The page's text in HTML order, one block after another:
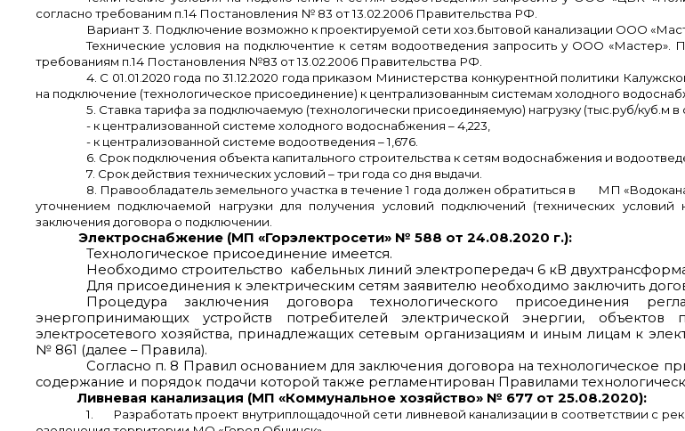
согласно требованим п.14 Постановления № 83 от 13.02.2006 Правительства РФ.
Вариант 3. Подключение возможно к проектируемой сети хоз.бытовой канализации ООО
Технические условия на подключентие к сетям водоотведения запросить у ООО «Мастер».
требованиям п.14 Постановления №83 от 13.02.2006 Правительства РФ.
4. С 01.01.2020 года по 31.12.2020 года приказом Министерства конкурентной политики
на подключение (технологическое присоединение) к централизованным системам холодного
5. Ставка тарифа за подключаемую (технологически присоединяемую) нагрузку (тыс.руб/куб.м в
- к централизованной системе холодного водоснабжения – 4,223,
- к централизованной системе водоотведения – 1,676.
6. Срок подключения объекта капитального строительства к сетям водоснабжения и
7. Срок действия технических условий – три года со дня выдачи.
8. Правообладатель земельного участка в течение 1 года должен обратиться в МП
уточнением подключаемой нагрузки для получения условий подключений (технических
заключения договора о подключении.
Электроснабжение (МП «Горэлектросети» № 588 от 24.08.2020 г.):
Технологическое присоединение имеется.
Необходимо строительство кабельных линий электропередач 6 кВ
Для присоединения к электрическим сетям заявителю необходимо заключить
Процедура заключения договора технологического присоединения
энергопринимающих устройств потребителей электрической энергии,
электросетевого хозяйства, принадлежащих сетевым организациям и иным лицам к
№ 861 (далее – Правила).
Согласно п. 8 Правил основанием для заключения договора на технологическое
содержание и порядок подачи которой также регламентирован Правилами
Ливневая канализация (МП «Коммунальное хозяйство» № 677 от 25.08.2020):
1.
Разработать проект внутриплощадочной сети ливневой канализации в соответствии с